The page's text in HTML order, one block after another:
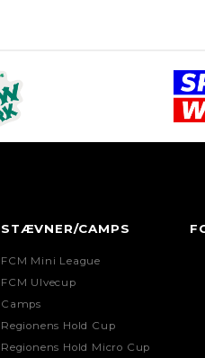
STÆVNER/CAMPS
FCM Mini League
FCM Ulvecup
Camps
Regionens Hold Cup
Regionens Hold Micro Cup